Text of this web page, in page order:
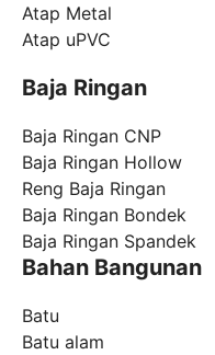
Atap Metal
Atap uPVC
Baja Ringan
Baja Ringan CNP
Baja Ringan Hollow
Reng Baja Ringan
Baja Ringan Bondek
Baja Ringan Spandek
Bahan Bangunan
Batu
Batu alam